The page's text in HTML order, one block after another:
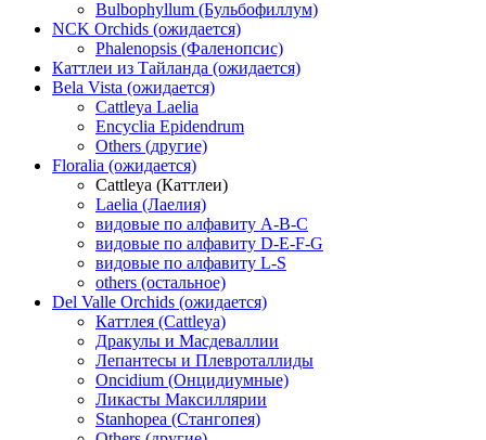
Bulbophyllum (Бульбофиллум)
NCK Orchids (ожидается)
Phalenopsis (Фаленопсис)
Каттлеи из Тайланда (ожидается)
Bela Vista (ожидается)
Cattleya Laelia
Encyclia Epidendrum
Others (другие)
Floralia (ожидается)
Cattleya (Каттлеи)
Laelia (Лаелия)
видовые по алфавиту A-B-C
видовые по алфавиту D-E-F-G
видовые по алфавиту L-S
others (остальное)
Del Valle Orchids (ожидается)
Каттлея (Cattleya)
Дракулы и Масдеваллии
Лепантесы и Плевроталлиды
Oncidium (Онцидиумные)
Ликасты Максиллярии
Stanhopea (Стангопея)